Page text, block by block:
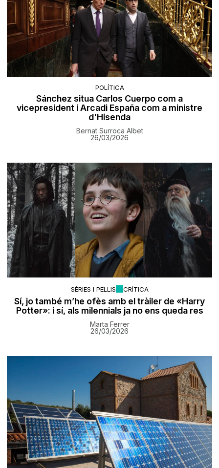
POLÍTICA
Sánchez situa Carlos Cuerpo com a
vicepresident i Arcadi España com a ministre
d'Hisenda
Bernat Surroca Albet
26/03/2026
SÈRIES I PEL·LIS CRÍTICA
Sí, jo també m’he ofès amb el tràiler de «Harry
Potter»: i sí, als milennials ja no ens queda res
Marta Ferrer
26/03/2026